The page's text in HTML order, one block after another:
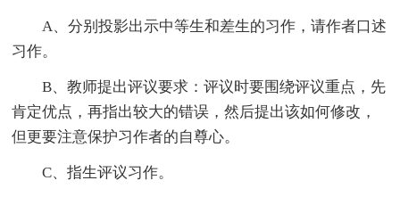
A、分别投影出示中等生和差生的习作，请作者口述
习作。
B、教师提出评议要求：评议时要围绕评议重点，先
肯定优点，再指出较大的错误，然后提出该如何修改，
但更要注意保护习作者的自尊心。
C、指生评议习作。